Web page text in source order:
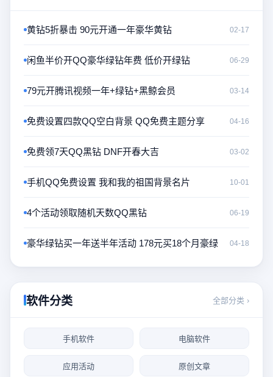
黄钻5折暴击 90元开通一年豪华黄钻 02-17
闲鱼半价开QQ豪华绿钻年费 低价开绿钻 06-29
79元开腾讯视频一年+绿钻+黑鲸会员 03-14
免费设置四款QQ空白背景 QQ免费主题分享 04-16
免费领7天QQ黑钻 DNF开春大吉 03-02
手机QQ免费设置 我和我的祖国背景名片 10-01
4个活动领取随机天数QQ黑钻 06-19
豪华绿钻买一年送半年活动 178元买18个月豪绿 04-18
软件分类 全部分类 ›
手机软件 电脑软件
应用活动 原创文章